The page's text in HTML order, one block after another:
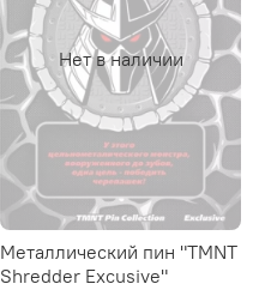
Нет в наличии
Металлический пин "TMNT
Shredder Excusive"